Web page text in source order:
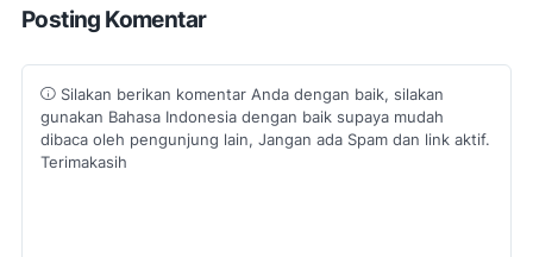
Posting Komentar
Silakan berikan komentar Anda dengan baik, silakan
gunakan Bahasa Indonesia dengan baik supaya mudah
dibaca oleh pengunjung lain, Jangan ada Spam dan link aktif.
Terimakasih